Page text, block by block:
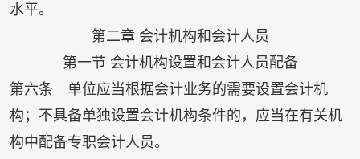
水平。
第二章 会计机构和会计人员
第一节 会计机构设置和会计人员配备
第六条 单位应当根据会计业务的需要设置会计机
构；不具备单独设置会计机构条件的，应当在有关机
构中配备专职会计人员。